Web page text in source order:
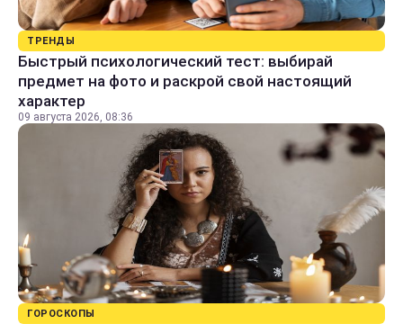
ТРЕНДЫ
Быстрый психологический тест: выбирай
предмет на фото и раскрой свой настоящий
характер
09 августа 2026, 08:36
ГОРОСКОПЫ